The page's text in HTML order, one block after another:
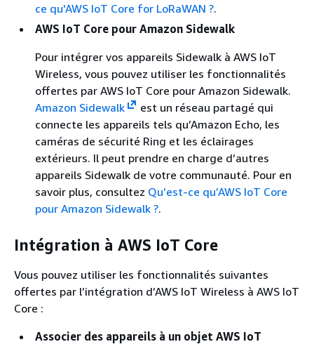
ce qu'AWS IoT Core for LoRaWAN ?.
AWS IoT Core pour Amazon Sidewalk
Pour intégrer vos appareils Sidewalk à AWS IoT
Wireless, vous pouvez utiliser les fonctionnalités
offertes par AWS IoT Core pour Amazon Sidewalk.
Amazon Sidewalk
est un réseau partagé qui
connecte les appareils tels qu’Amazon Echo, les
caméras de sécurité Ring et les éclairages
extérieurs. Il peut prendre en charge d’autres
appareils Sidewalk de votre communauté. Pour en
savoir plus, consultez Qu’est-ce qu’AWS IoT Core
pour Amazon Sidewalk ?.
Intégration à AWS IoT Core
Vous pouvez utiliser les fonctionnalités suivantes
offertes par l’intégration d’AWS IoT Wireless à AWS IoT
Core :
Associer des appareils à un objet AWS IoT